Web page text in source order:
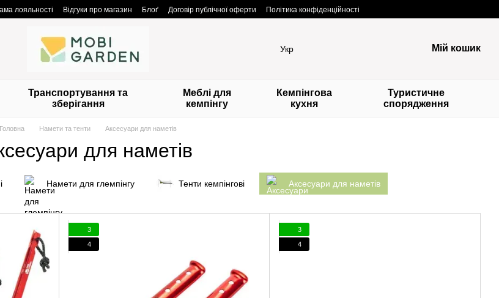
лояльності Відгуки про магазин Блоґ Договір публічної оферти Політика конфіденційності
Укр Мій кошик
Транспортування та
зберігання
Меблі для
кемпінгу
Кемпінгова
кухня
Туристичне
спорядження
Головна Намети та тенти Аксесуари для наметів
для наметів
Намети для глемпінгу Тенти кемпінгові Аксесуари для наметів
3
4
3
4